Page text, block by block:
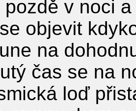
v noci
objevit
na
čas se na
loď